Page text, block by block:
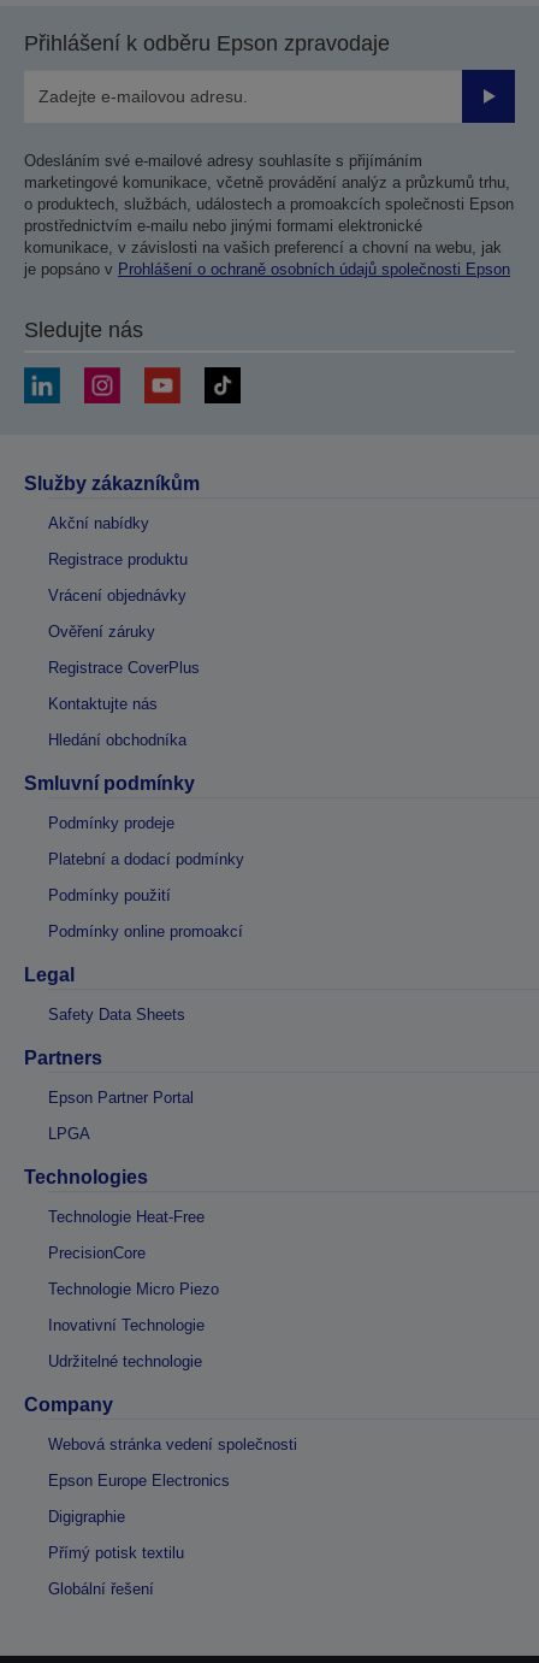
Přihlášení k odběru Epson zpravodaje
Odesláním své e-mailové adresy souhlasíte s přijímáním
marketingové komunikace, včetně provádění analýz a průzkumů trhu,
o produktech, službách, událostech a promoakcích společnosti Epson
prostřednictvím e-mailu nebo jinými formami elektronické
komunikace, v závislosti na vašich preferencí a chovní na webu, jak
je popsáno v Prohlášení o ochraně osobních údajů společnosti Epson
Sledujte nás
Služby zákazníkům
Akční nabídky
Registrace produktu
Vrácení objednávky
Ověření záruky
Registrace CoverPlus
Kontaktujte nás
Hledání obchodníka
Smluvní podmínky
Podmínky prodeje
Platební a dodací podmínky
Podmínky použití
Podmínky online promoakcí
Legal
Safety Data Sheets
Partners
Epson Partner Portal
LPGA
Technologies
Technologie Heat-Free
PrecisionCore
Technologie Micro Piezo
Inovativní Technologie
Udržitelné technologie
Company
Webová stránka vedení společnosti
Epson Europe Electronics
Digigraphie
Přímý potisk textilu
Globální řešení